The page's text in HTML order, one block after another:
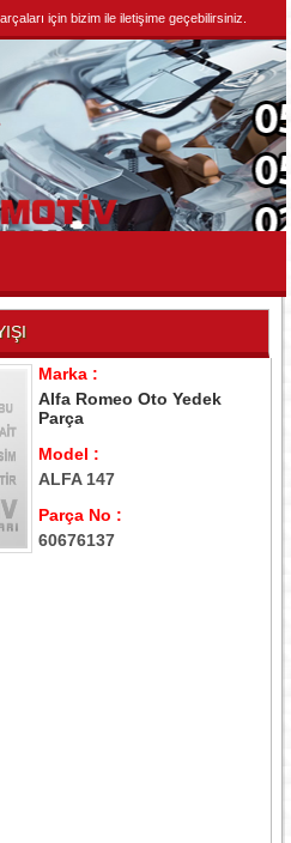
için bizim ile iletişime geçebilirsiniz.
Marka :
Alfa Romeo Oto Yedek
Parça
Model :
ALFA 147
Parça No :
60676137